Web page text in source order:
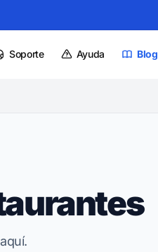
Soporte Ayuda Blog